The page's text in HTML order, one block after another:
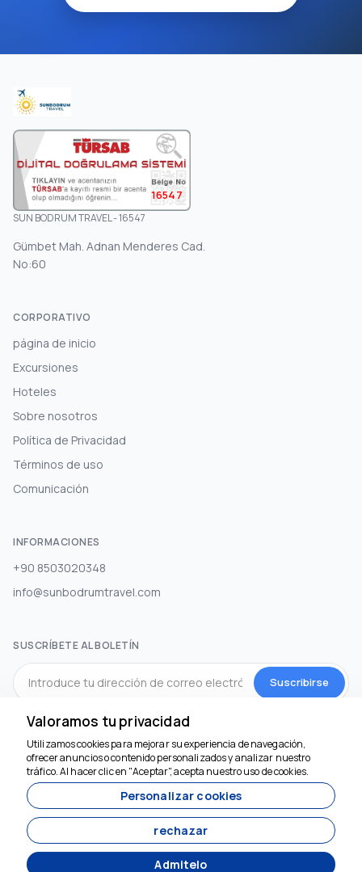
16547
SUN BODRUM TRAVEL - 16547
Gümbet Mah. Adnan Menderes Cad.
No:60
CORPORATIVO
página de inicio
Excursiones
Hoteles
Sobre nosotros
Política de Privacidad
Términos de uso
Comunicación
INFORMACIONES
+90 8503020348
info@sunbodrumtravel.com
SUSCRÍBETE AL BOLETÍN
Suscribirse
MEDIOS DE COMUNICACIÓN SOCIAL
Valoramos tu privacidad
Utilizamos cookies para mejorar su experiencia de navegación,
ofrecer anuncios o contenido personalizados y analizar nuestro
tráfico. Al hacer clic en "Aceptar", acepta nuestro uso de cookies.
Personalizar cookies
rechazar
Admitelo
Estamos aquí para
ayudar